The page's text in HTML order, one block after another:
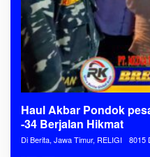
Haul Akbar Pondok
-34 Berjalan Hikmat
Di Berita, Jawa Timur, RELIGI 8015